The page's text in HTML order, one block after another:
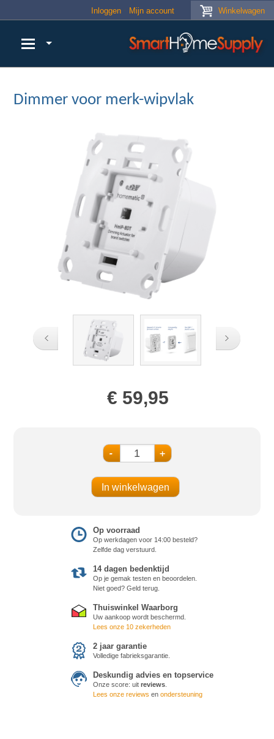
Winkelwagen
Inloggen Mijn account
Dimmer voor merk-wipvlak
€ 59,95
- +
Op voorraad
Op werkdagen voor 14:00 besteld?
Zelfde dag verstuurd.
14 dagen bedenktijd
Op je gemak testen en beoordelen.
Niet goed? Geld terug.
Thuiswinkel Waarborg
Uw aankoop wordt beschermd.
Lees onze 10 zekerheden
2 jaar garantie
Volledige fabrieksgarantie.
Deskundig advies en topservice
Onze score: uit reviews
Lees onze reviews en ondersteuning